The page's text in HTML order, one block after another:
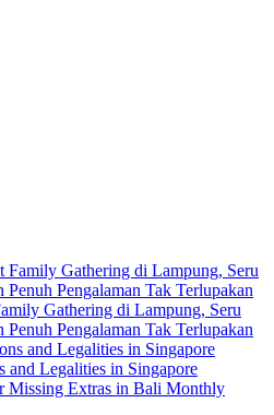
Gathering di Lampung, Seru
Penuh Pengalaman Tak Terlupakan
and Legalities in Singapore